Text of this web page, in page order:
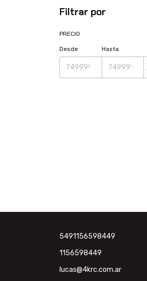
Filtrar por
PRECIO
Desde Hasta
5491156598449
1156598449
lucas@4krc.com.ar